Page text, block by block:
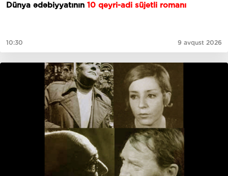
Dünya ədəbiyyatının 10 qeyri-adi süjetli romanı
10:30 9 avqust 2026